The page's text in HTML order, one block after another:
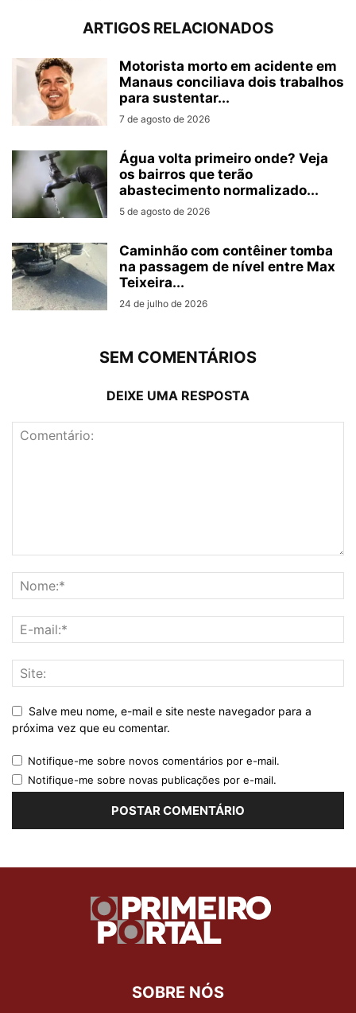
ARTIGOS RELACIONADOS
Motorista morto em acidente em
Manaus conciliava dois trabalhos
para sustentar...
7 de agosto de 2026
Água volta primeiro onde? Veja
os bairros que terão
abastecimento normalizado...
5 de agosto de 2026
Caminhão com contêiner tomba
na passagem de nível entre Max
Teixeira...
24 de julho de 2026
SEM COMENTÁRIOS
DEIXE UMA RESPOSTA
Salve meu nome, e-mail e site neste navegador para a
próxima vez que eu comentar.
Notifique-me sobre novos comentários por e-mail.
Notifique-me sobre novas publicações por e-mail.
SOBRE NÓS